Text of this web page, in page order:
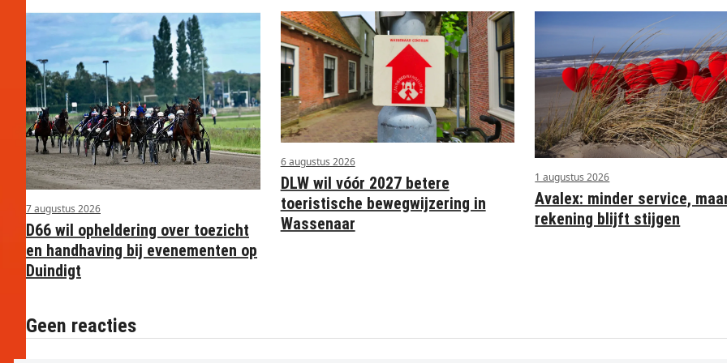
7 augustus 2026
D66 wil opheldering over toezicht
en handhaving bij evenementen op
Duindigt
6 augustus 2026
DLW wil vóór 2027 betere
toeristische bewegwijzering in
Wassenaar
1 augustus 2026
Avalex: minder service,
rekening blijft stijgen
Geen reacties